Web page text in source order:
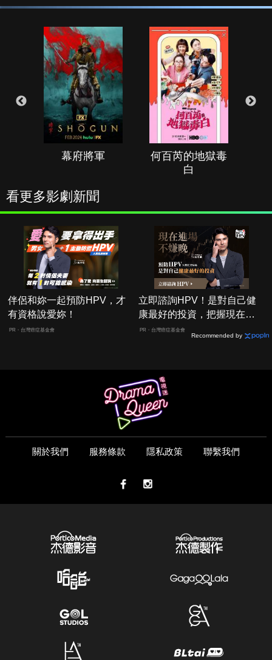
幕府將軍
何百芮的地獄毒
白
看更多影劇新聞
伴侶和妳一起預防HPV，才
有資格說愛妳！
PR・台灣癌症基金會
立即諮詢HPV！是對自己健
康最好的投資，把握現在不
嫌晚！
PR・台灣癌症基金會
Recommended by
關於我們 服務條款 隱私政策 聯繫我們